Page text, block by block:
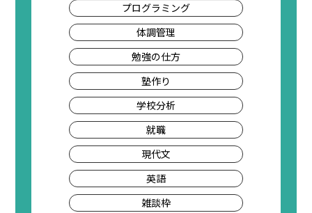
プログラミング
体調管理
勉強の仕方
塾作り
学校分析
就職
現代文
英語
雑談枠